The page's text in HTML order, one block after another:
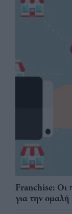
Franchise: Οι
για την ομαλή